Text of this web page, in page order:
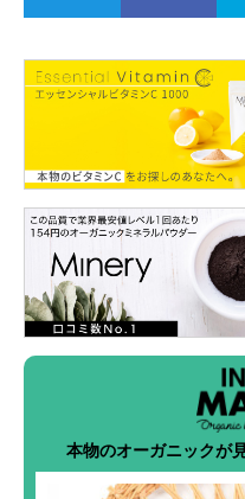
本物のオーガニックが